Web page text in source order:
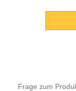
Frage zum